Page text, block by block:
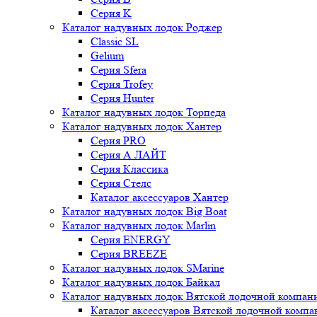
Серия K
Каталог надувных лодок Роджер
Classic SL
Gelium
Серия Sfera
Серия Trofey
Серия Hunter
Каталог надувных лодок Торпеда
Каталог надувных лодок Хантер
Серия PRO
Серия А ЛАЙТ
Серия Классика
Серия Стелс
Каталог аксессуаров Хантер
Каталог надувных лодок Big Boat
Каталог надувных лодок Marlin
Серия ENERGY
Серия BREEZE
Каталог надувных лодок SMarine
Каталог надувных лодок Байкал
Каталог надувных лодок Вятской лодочной
Каталог аксессуаров Вятской лодочной